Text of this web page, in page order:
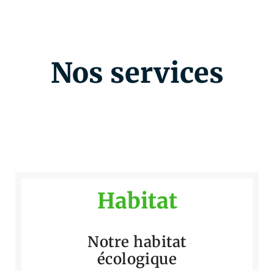
Nos services
Habitat
Notre habitat
écologique